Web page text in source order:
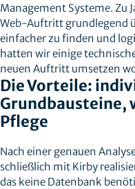
Management Systeme. Zu
Web-Auftritt grundlegend
einfacher zu finden und
hatten wir einige
neuen Auftritt umsetzen
Die Vorteile:
Grundbausteine,
Pflege
Nach einer genauen
schließlich mit Kirby
das keine Datenbank